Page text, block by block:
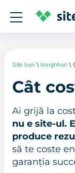
Site bun \ Insight-uri \
Cât
Ai grijă la
nu e site-ul.
produce
să te coste
garanția